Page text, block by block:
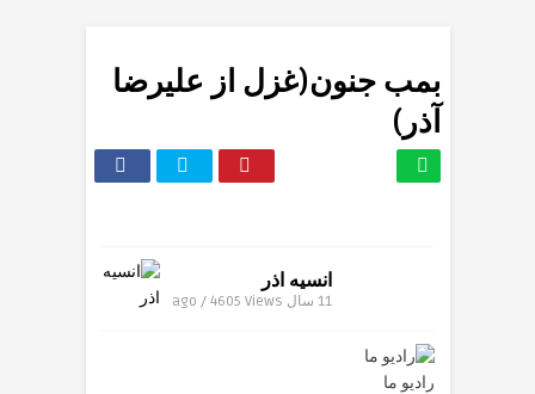
بمب جنون(غزل از علیرضا
آذر)
انسیه اذر
11 سال ago / 4605 Views
رادیو ما